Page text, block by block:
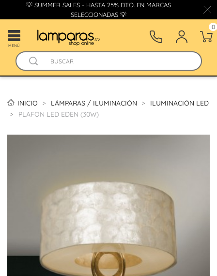
💡 SUMMER SALES - HASTA 25% DTO. EN MARCAS
SELECCIONADAS 💡
MENÚ
0
INICIO LÁMPARAS / ILUMINACIÓN
ILUMINACIÓN LED
PLAFON LED EDEN (30W)